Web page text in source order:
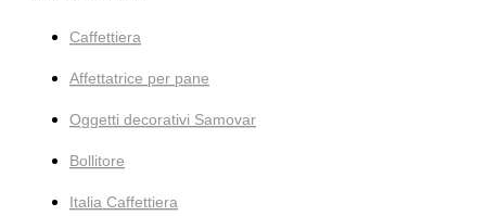
Caffettiera
Affettatrice per pane
Oggetti decorativi Samovar
Bollitore
Italia Caffettiera